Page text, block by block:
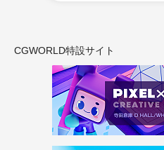
CGWORLD特設サイト